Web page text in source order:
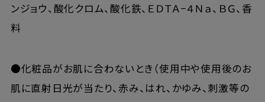
ンジョウ、酸化クロム、酸化鉄、ＥＤＴＡ−４Ｎａ、ＢＧ、香
料
●化粧品がお肌に合わないとき（使用中や使用後のお
肌に直射日光が当たり、赤み、はれ、かゆみ、刺激等の